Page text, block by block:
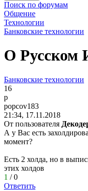
Поиск по форумам
Общение
Технологии
Банковские технологии
О Русском
Банковские технологии
16
p
popcov183
21:34, 17.11.2018
От пользователя
А у Вас есть
момент?
Есть 2 холда, но в
этих холдов
1 /0
Ответить